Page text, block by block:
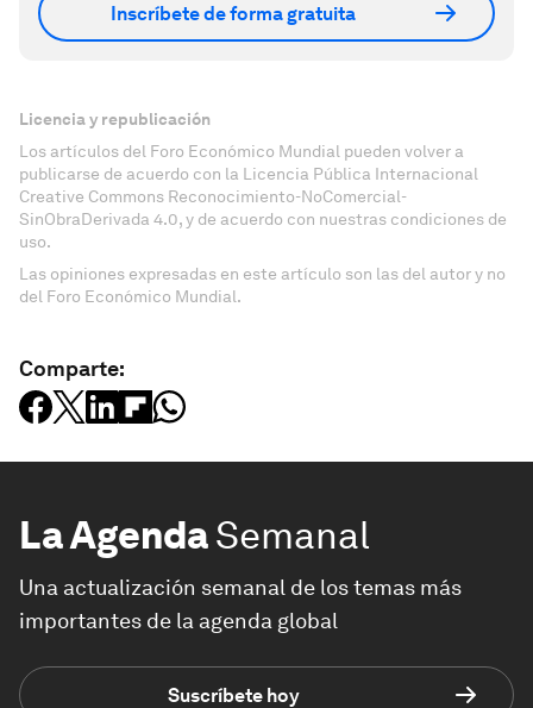
Inscríbete de forma gratuita
Licencia y republicación
Los artículos del Foro Económico Mundial pueden volver a
publicarse de acuerdo con la Licencia Pública Internacional
Creative Commons Reconocimiento-NoComercial-
SinObraDerivada 4.0, y de acuerdo con nuestras condiciones de
uso.
Las opiniones expresadas en este artículo son las del autor y no
del Foro Económico Mundial.
Comparte:
La AgendaSemanal
Una actualización semanal de los temas más
importantes de la agenda global
Suscríbete hoy